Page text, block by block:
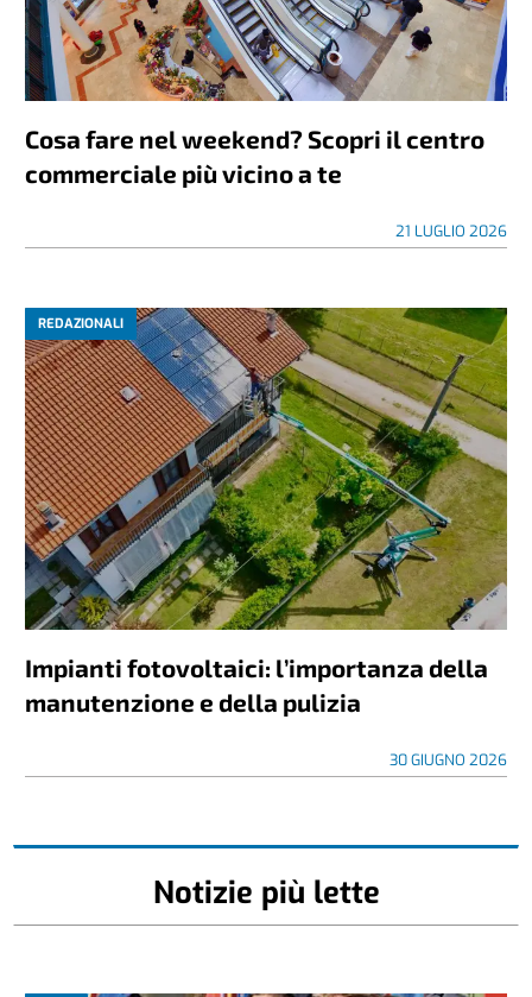
Cosa fare nel weekend? Scopri il centro
commerciale più vicino a te
21 LUGLIO 2026
REDAZIONALI
Impianti fotovoltaici: l’importanza della
manutenzione e della pulizia
30 GIUGNO 2026
Notizie più lette